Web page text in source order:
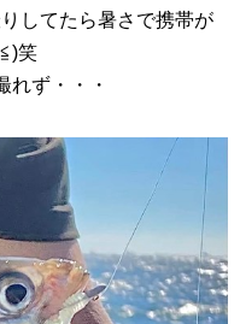
してたら暑さで携帯が
笑
れず・・・